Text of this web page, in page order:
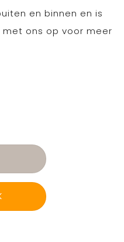
en binnen en is
ons op voor meer